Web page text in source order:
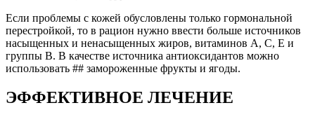
Если проблемы с кожей обусловлены только гормональной
перестройкой, то в рацион нужно ввести больше источников
насыщенных и ненасыщенных жиров, витаминов А, С, Е и
группы В. В качестве источника антиоксидантов можно
использовать ## замороженные фрукты и ягоды.
ЭФФЕКТИВНОЕ ЛЕЧЕНИЕ